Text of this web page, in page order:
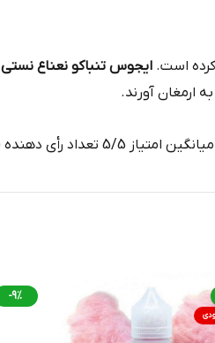
ایجوس تنباکو نعناع نستی
ارمغان آورند.
میانگین امتیاز 5/5 تعداد رأی دهنده (1)
-9%